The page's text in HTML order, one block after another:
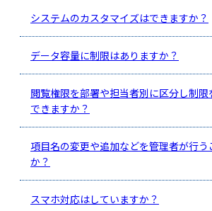
システムのカスタマイズはできますか？
データ容量に制限はありますか？
閲覧権限を部署や担当者別に区分し制
できますか？
項目名の変更や追加などを管理者が行う
か？
スマホ対応はしていますか？